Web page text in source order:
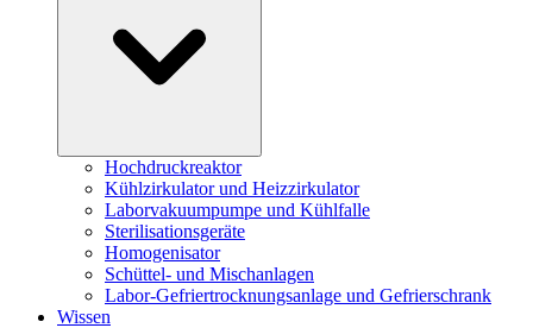
Hochdruckreaktor
Kühlzirkulator und Heizzirkulator
Laborvakuumpumpe und Kühlfalle
Sterilisationsgeräte
Homogenisator
Schüttel- und Mischanlagen
Labor-Gefriertrocknungsanlage und Gefrierschrank
Wissen